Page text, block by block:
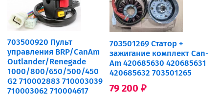
703500920 Пульт
управления BRP/CanAm
Outlander/Renegade
1000/800/650/500/450
G2 710002883 710003039
710003062 710004617
703501269 Статор +
зажигание комплект Can-
Am 420685630 420685631
420685632 703501265
79 200 ₽